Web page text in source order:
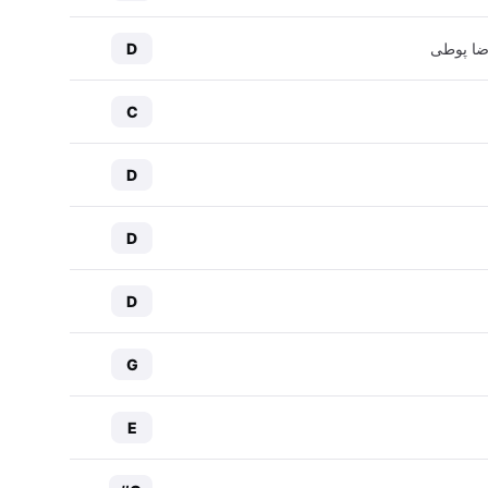
پوطی D
C
D
D
D
G
E